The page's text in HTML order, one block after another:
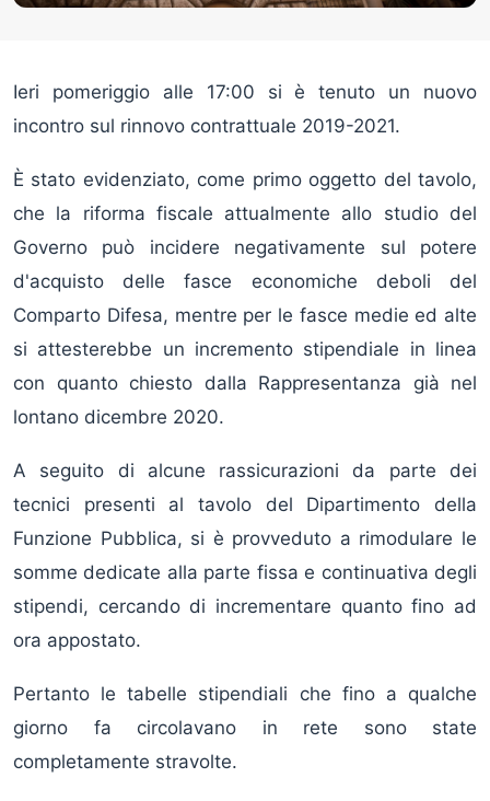
Ieri pomeriggio alle 17:00 si è tenuto un nuovo
incontro sul rinnovo contrattuale 2019-2021.
È stato evidenziato, come primo oggetto del tavolo,
che la riforma fiscale attualmente allo studio del
Governo può incidere negativamente sul potere
d'acquisto delle fasce economiche deboli del
Comparto Difesa, mentre per le fasce medie ed alte
si attesterebbe un incremento stipendiale in linea
con quanto chiesto dalla Rappresentanza già nel
lontano dicembre 2020.
A seguito di alcune rassicurazioni da parte dei
tecnici presenti al tavolo del Dipartimento della
Funzione Pubblica, si è provveduto a rimodulare le
somme dedicate alla parte fissa e continuativa degli
stipendi, cercando di incrementare quanto fino ad
ora appostato.
Pertanto le tabelle stipendiali che fino a qualche
giorno fa circolavano in rete sono state
completamente stravolte.